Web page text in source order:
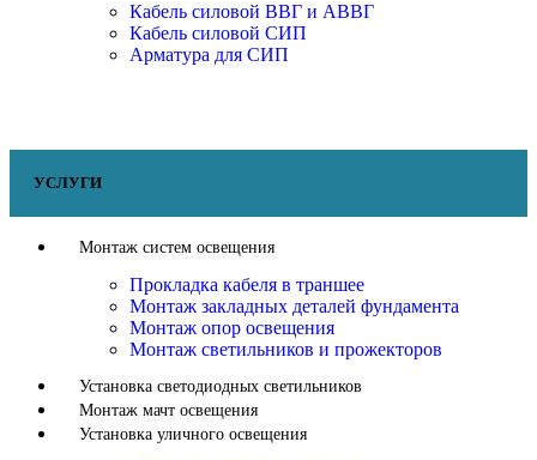
Кабель силовой ВВГ и АВВГ
Кабель силовой СИП
Арматура для СИП
УСЛУГИ
Монтаж систем освещения
Прокладка кабеля в траншее
Монтаж закладных деталей фундамента
Монтаж опор освещения
Монтаж светильников и прожекторов
Установка светодиодных светильников
Монтаж мачт освещения
Установка уличного освещения